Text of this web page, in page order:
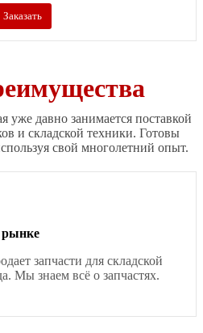
Заказать
уже давно занимается поставкой
и складской техники. Готовы
свой многолетний опыт.
запчасти для складской
Мы знаем всё о запчастях.